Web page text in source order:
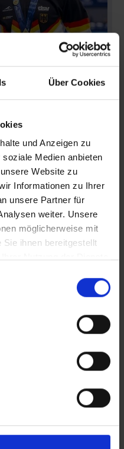
Über Cookies
und Anzeigen zu
Medien anbieten
Website zu
Informationen zu Ihrer
unsere Partner für
weiter. Unsere
möglicherweise mit
ihnen bereitgestellt
TRIUMPHIEREN IN
Wasserspringer:
Schauer vom SV
in
Weiterlesen